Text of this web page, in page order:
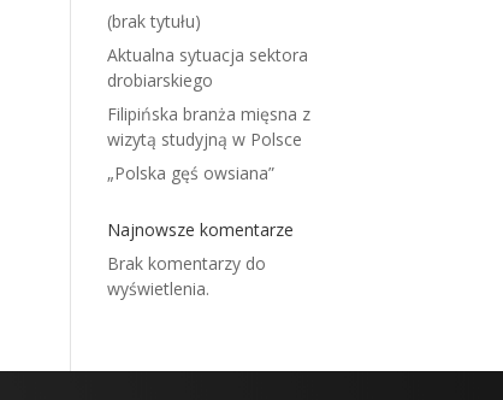
(brak tytułu)
Aktualna sytuacja sektora
drobiarskiego
Filipińska branża mięsna z
wizytą studyjną w Polsce
„Polska gęś owsiana”
Najnowsze komentarze
Brak komentarzy do
wyświetlenia.